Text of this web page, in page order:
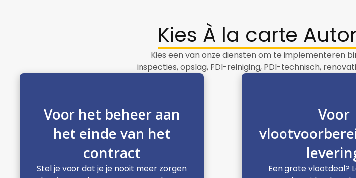
Kies À la carte
Kies een van onze diensten om te implementeren
inspecties, opslag, PDI-reiniging, PDI-technisch,
Voor het beheer aan
het einde van het
contract
Stel je voor dat je je nooit meer zorgen
Voor
Een grote vlootdeal?